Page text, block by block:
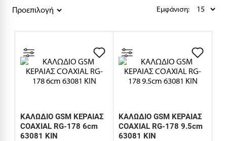
Εμφάνιση:
ΚΑΛΩΔΙΟ GSM ΚΕΡΑΙΑΣ
COAXIAL RG-178 6cm
63081 KIN
ΚΑΛΩΔΙΟ GSM ΚΕΡΑΙΑΣ
COAXIAL RG-178 9.5cm
63081 KIN